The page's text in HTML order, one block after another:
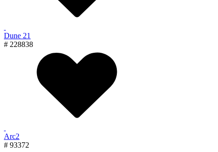
Dune 21
# 228838
Arc2
# 93372